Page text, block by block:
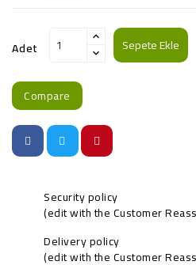
Adet Sepete Ekle
Compare
Security policy
(edit with the Customer
Delivery policy
(edit with the Customer